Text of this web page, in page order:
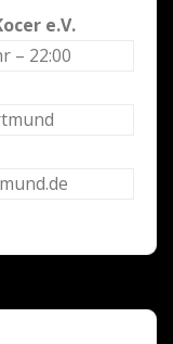
e.V.
– 22:00